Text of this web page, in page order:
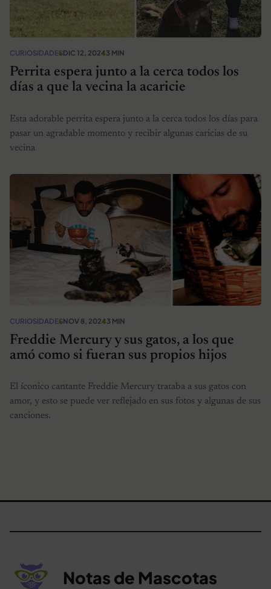
CURIOSIDADESDIC 12, 20243 MIN
Perrita espera junto a la cerca todos los
días a que la vecina la acaricie
Esta adorable perrita espera junto a la cerca todos los días para
pasar un agradable momento y recibir algunas caricias de su
vecina
CURIOSIDADESNOV 8, 20243 MIN
Freddie Mercury y sus gatos, a los que
amó como si fueran sus propios hijos
El íconico cantante Freddie Mercury trataba a sus gatos con
amor, y esto se puede ver reflejado en sus fotos y algunas de sus
canciones.
Notas de Mascotas